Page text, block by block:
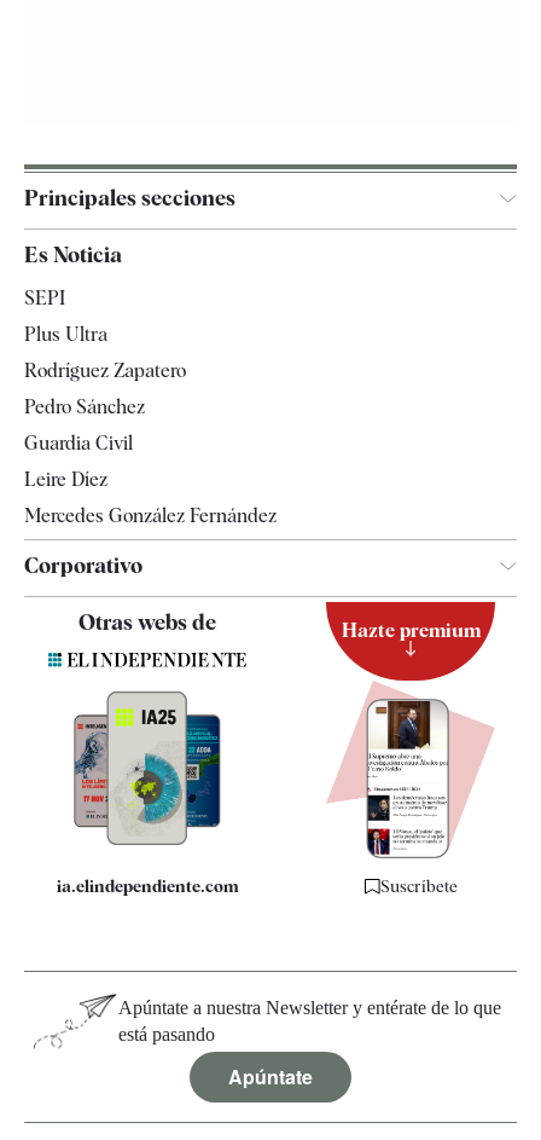
Principales secciones
España
Televisión
Es Noticia
SEPI
Plus Ultra
Rodríguez Zapatero
Pedro Sánchez
Guardia Civil
Leire Díez
Mercedes González Fernández
Corporativo
Contacto
Quiénes somos
Especificaciones
Otras webs de
ia.elindependiente.com
Hazte premium
Suscríbete
Apúntate a nuestra Newsletter y entérate de lo que
está pasando
Apúntate